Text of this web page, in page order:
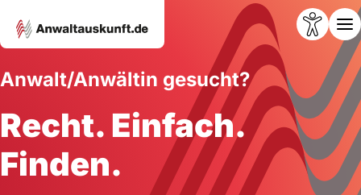
Anwalt/Anwältin gesucht?
Recht. Einfach.
Finden.